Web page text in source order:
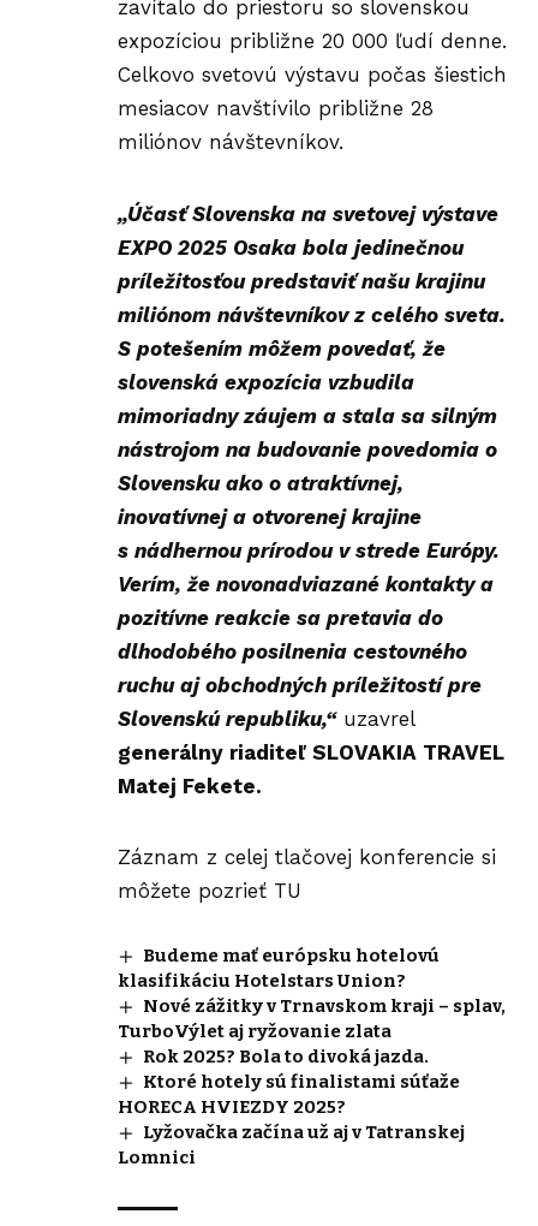
zavítalo do priestoru so slovenskou
expozíciou približne 20 000 ľudí denne.
Celkovo svetovú výstavu počas šiestich
mesiacov navštívilo približne 28
miliónov návštevníkov.
„Účasť Slovenska na svetovej výstave
EXPO 2025 Osaka bola jedinečnou
príležitosťou predstaviť našu krajinu
miliónom návštevníkov z celého sveta.
S potešením môžem povedať, že
slovenská expozícia vzbudila
mimoriadny záujem a stala sa silným
nástrojom na budovanie povedomia o
Slovensku ako o atraktívnej,
inovatívnej a otvorenej krajine
s nádhernou prírodou v strede Európy.
Verím, že novonadviazané kontakty a
pozitívne reakcie sa pretavia do
dlhodobého posilnenia cestovného
ruchu aj obchodných príležitostí pre
Slovenskú republiku,“uzavrel
generálny riaditeľ SLOVAKIA TRAVEL
Matej Fekete.
Záznam z celej tlačovej konferencie si
môžete pozrieť TU
Budeme mať európsku hotelovú
klasifikáciu Hotelstars Union?
Nové zážitky v Trnavskom kraji – splav,
TurboVýlet aj ryžovanie zlata
Rok 2025? Bola to divoká jazda.
Ktoré hotely sú finalistami súťaže
HORECA HVIEZDY 2025?
Lyžovačka začína už aj v Tatranskej
Lomnici